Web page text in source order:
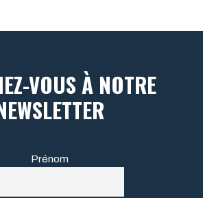
VOUS À NOTRE
Prénom